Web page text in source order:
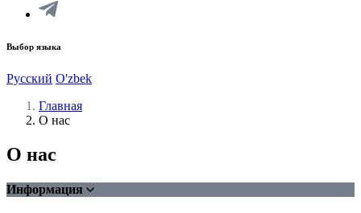
Выбор языка
Русский O'zbek
Главная
О нас
О нас
Информация